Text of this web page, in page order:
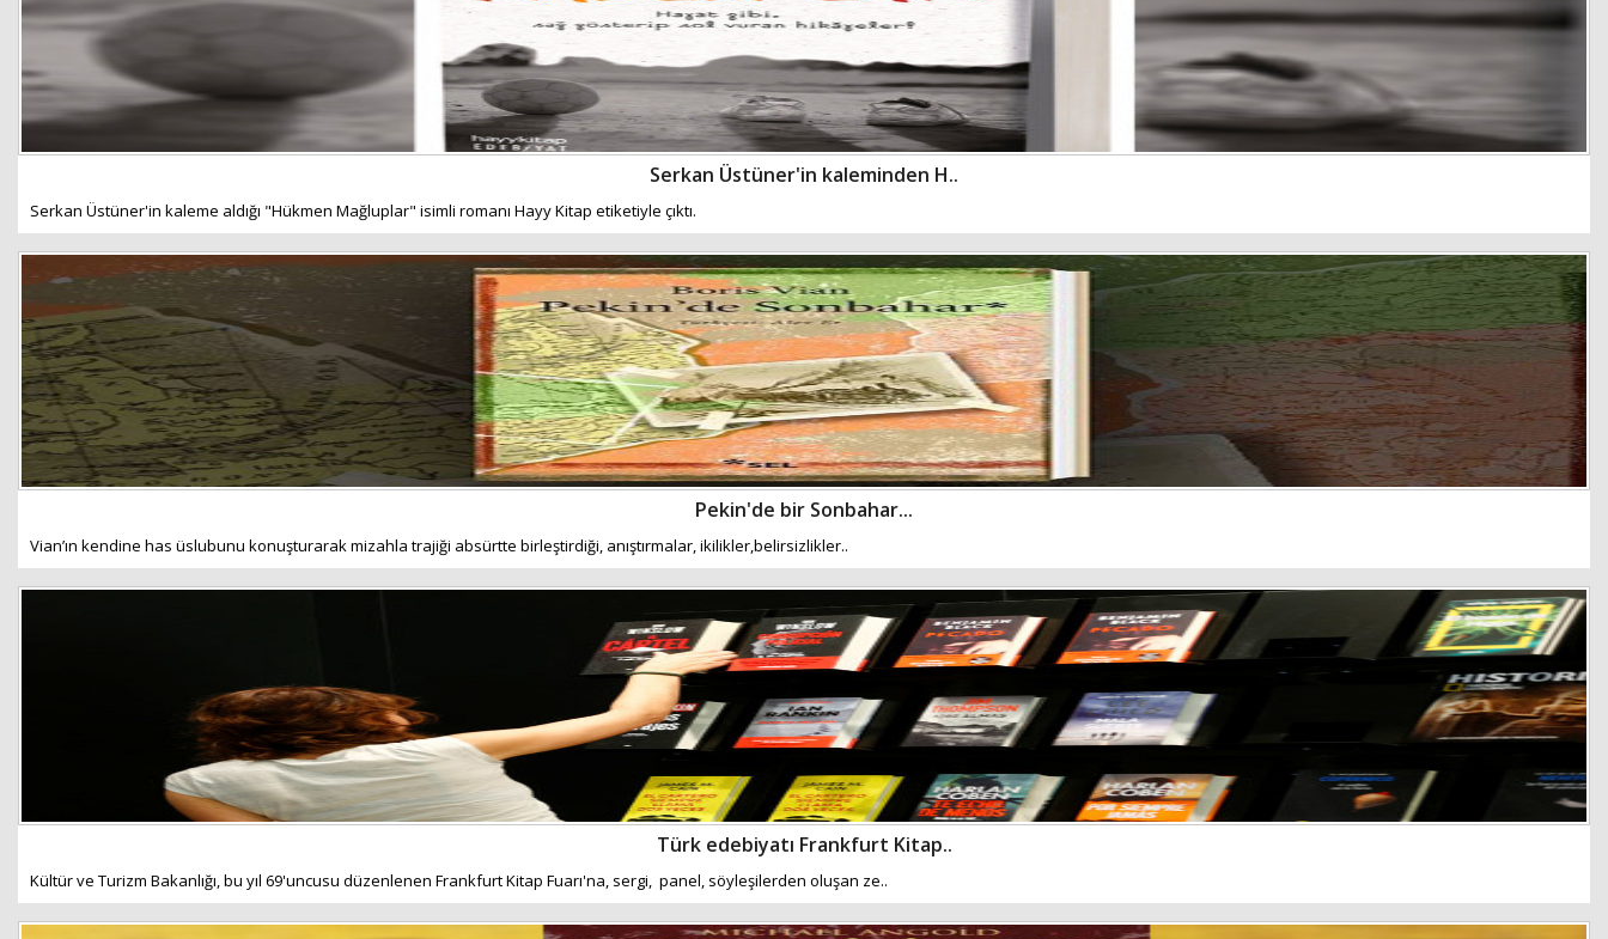
Serkan Üstüner'in kaleminden H..
Serkan Üstüner'in kaleme aldığı "Hükmen Mağluplar" isimli romanı Hayy Kitap etiketiyle çıktı.
Pekin'de bir Sonbahar...
Vian’ın kendine has üslubunu konuşturarak mizahla trajiği absürtte birleştirdiği, anıştırmalar, ikilikler,belirsizlikler..
Türk edebiyatı Frankfurt Kitap..
Kültür ve Turizm Bakanlığı, bu yıl 69'uncusu düzenlenen Frankfurt Kitap Fuarı'na, sergi, panel, söyleşilerden oluşan ze..